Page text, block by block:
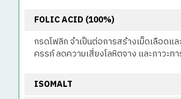
FOLIC ACID (100%)
กรดโฟลิก จำเป็นต่อการสร้างเม็ดเลือดแล
ครรภ์ ลดความเสี่ยงโลหิตจาง และภาวะท
ISOMALT